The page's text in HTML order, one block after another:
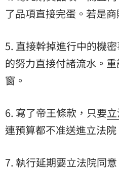
了品項直接完蛋。若是
5. 直接幹掉進行中的機密
的努力直接付諸流水。
窗。
6. 寫了帝王條款，只要
連預算都不准送進立法
7. 執行延期要立法院同